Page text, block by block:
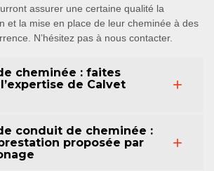
assurer une certaine qualité la
et la mise en place de leur cheminée à des
N’hésitez pas à nous contacter.
cheminée : faites
de Calvet
conduit de cheminée :
proposée par